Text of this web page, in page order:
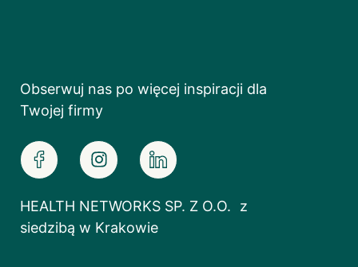
Obserwuj nas po więcej inspiracji dla
Twojej firmy
HEALTH NETWORKS SP. Z O.O. z
siedzibą w Krakowie